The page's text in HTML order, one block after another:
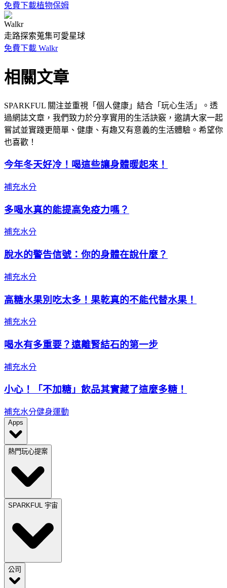
免費下載植物保姆
Walkr
走路探索蒐集可愛星球
免費下載 Walkr
相關文章
SPARKFUL 關注並重視「個人健康」結合「玩心生活」。透
過網誌文章，我們致力於分享實用的生活訣竅，邀請大家一起
嘗試並實踐更簡單、健康、有趣又有意義的生活體驗。希望你
也喜歡！
今年冬天好冷！喝這些讓身體暖起來！
補充水分
多喝水真的能提高免疫力嗎？
補充水分
脫水的警告信號：你的身體在說什麼？
補充水分
高糖水果別吃太多！果乾真的不能代替水果！
補充水分
喝水有多重要？遠離腎結石的第一步
補充水分
小心！「不加糖」飲品其實藏了這麼多糖！
補充水分健身運動
Apps
熱門玩心提案
SPARKFUL 宇宙
公司